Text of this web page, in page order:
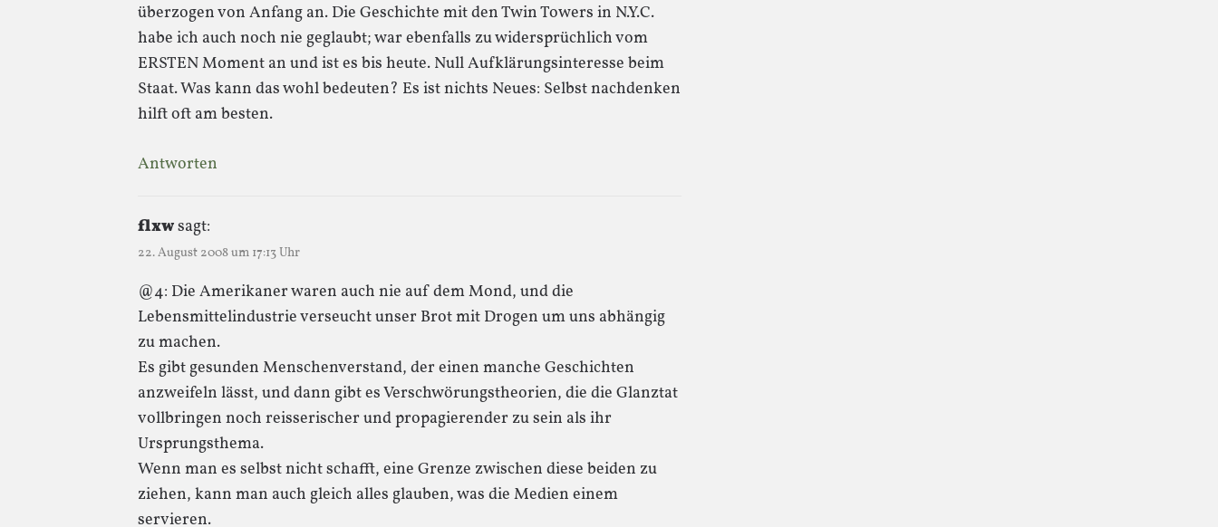
überzogen von Anfang an. Die Geschichte mit den Twin Towers in N.Y.C.
habe ich auch noch nie geglaubt; war ebenfalls zu widersprüchlich vom
ERSTEN Moment an und ist es bis heute. Null Aufklärungsinteresse beim
Staat. Was kann das wohl bedeuten? Es ist nichts Neues: Selbst nachdenken
hilft oft am besten.
Antworten
flxwsagt:
22. August 2008 um 17:13 Uhr
@4: Die Amerikaner waren auch nie auf dem Mond, und die
Lebensmittelindustrie verseucht unser Brot mit Drogen um uns abhängig
zu machen.
Es gibt gesunden Menschenverstand, der einen manche Geschichten
anzweifeln lässt, und dann gibt es Verschwörungstheorien, die die Glanztat
vollbringen noch reisserischer und propagierender zu sein als ihr
Ursprungsthema.
Wenn man es selbst nicht schafft, eine Grenze zwischen diese beiden zu
ziehen, kann man auch gleich alles glauben, was die Medien einem
servieren.